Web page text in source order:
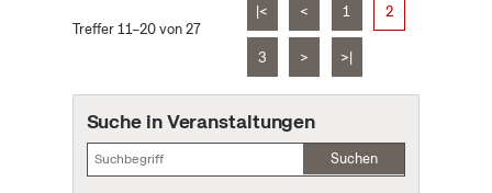
Treffer 11–20 von 27
|< < 1 2
3 > >|
Suche in Veranstaltungen
Suchen